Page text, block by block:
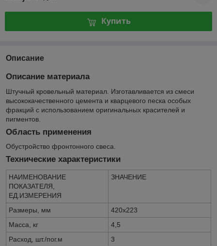
Купить
Описание
Описание материала
Штучный кровельный материал. Изготавливается из смеси
высококачественного цемента и кварцевого песка особых
фракций с использованием оригинальных красителей и
пигментов.
Область применения
Обустройство фронтонного свеса.
Технические характеристики
НАИМЕНОВАНИЕ
ПОКАЗАТЕЛЯ,
ЕД.ИЗМЕРЕНИЯ
ЗНАЧЕНИЕ
Размеры, мм
420х223
Масса, кг
4,5
Расход, шт./пог.м
3